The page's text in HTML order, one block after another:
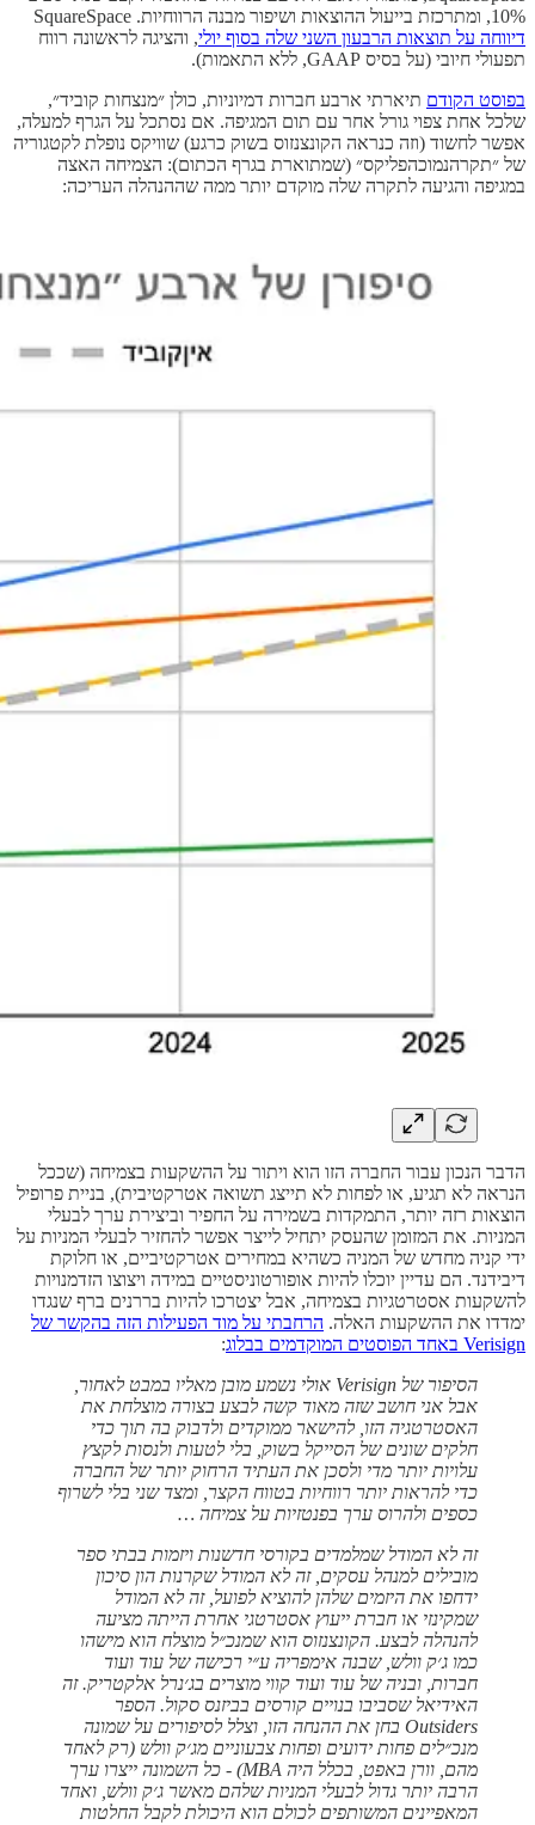
10%, ומתרכזת בייעול ההוצאות ושיפור מבנה הרווחיות. SquareSpace
דיווחה על תוצאות הרבעון השני שלה בסוף יולי, והציגה לראשונה רווח
תפעולי חיובי (על בסיס GAAP, ללא התאמות).
בפוסט הקודם תיארתי ארבע חברות דמיוניות, כולן ״מנצחות קוביד״,
שלכל אחת צפוי גורל אחר עם תום המגיפה. אם נסתכל על הגרף למעלה,
אפשר לחשוד (וזה כנראה הקונצנזוס בשוק כרגע) שוויקס נופלת לקטגוריה
של ״תקרהנמוכהפליקס״ (שמתוארת בגרף הכתום): הצמיחה האצה
במגיפה והגיעה לתקרה שלה מוקדם יותר ממה שההנהלה העריכה:
הדבר הנכון עבור החברה הזו הוא ויתור על ההשקעות בצמיחה (שככל
הנראה לא תגיע, או לפחות לא תייצג תשואה אטרקטיבית), בניית פרופיל
הוצאות רזה יותר, התמקדות בשמירה על החפיר וביצירת ערך לבעלי
המניות. את המזומן שהעסק יתחיל לייצר אפשר להחזיר לבעלי המניות על
ידי קניה מחדש של המניה כשהיא במחירים אטרקטיביים, או חלוקת
דיבידנד. הם עדיין יוכלו להיות אופורטוניסטיים במידה ויצוצו הזדמנויות
להשקעות אסטרטגיות בצמיחה, אבל יצטרכו להיות בררנים ברף שנגדו
ימדדו את ההשקעות האלה. הרחבתי על מוד הפעילות הזה בהקשר של
Verisign באחד הפוסטים המוקדמים בבלוג
:
הסיפור של Verisign אולי נשמע מובן מאליו במבט לאחור,
אבל אני חושב שזה מאוד קשה לבצע בצורה מוצלחת את
האסטרטגיה הזו, להישאר ממוקדים ולדבוק בה תוך כדי
חלקים שונים של הסייקל בשוק, בלי לטעות ולנסות לקצץ
עלויות יותר מדי ולסכן את העתיד הרחוק יותר של החברה
כדי להראות יותר רווחיות בטווח הקצר, ומצד שני בלי לשרוף
כספים ולהרוס ערך בפנטזיות על צמיחה …
זה לא המודל שמלמדים בקורסי חדשנות ויזמות בבתי ספר
מובילים למנהל עסקים, זה לא המודל שקרנות הון סיכון
ידחפו את היזמים שלהן להוציא לפועל, זה לא המודל
שמקינזי או חברת ייעוץ אסטרטגי אחרת הייתה מציעה
להנהלה לבצע. הקונצנזוס הוא שמנכ״ל מוצלח הוא מישהו
כמו ג׳ק וולש, שבנה אימפריה ע״י רכישה של עוד ועוד
חברות, ובניה של עוד ועוד קווי מוצרים בג׳נרל אלקטריק. זה
האידיאל שסביבו בנויים קורסים בביזנס סקול. הספר
Outsiders בחן את ההנחה הזו, וצלל לסיפורים על שמונה
מנכ״לים פחות ידועים ופחות צבעוניים מג׳ק וולש (רק לאחד
מהם, וורן באפט, בכלל היה MBA) - כל השמונה ייצרו ערך
הרבה יותר גדול לבעלי המניות שלהם מאשר ג׳ק וולש, ואחד
המאפיינים המשותפים לכולם הוא היכולת לקבל החלטות